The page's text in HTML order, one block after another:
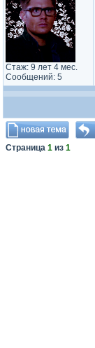
Стаж: 9 лет 4 мес.
Сообщений: 5
Страница 1 из 1